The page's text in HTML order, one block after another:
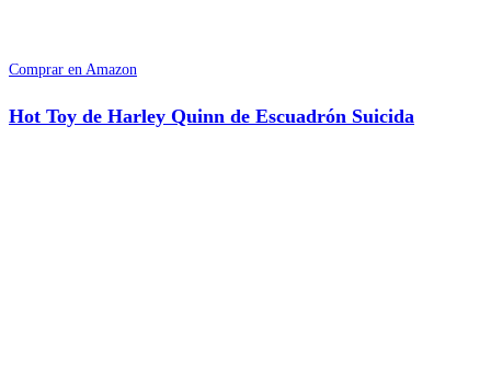
Comprar en Amazon
Hot Toy de Harley Quinn de Escuadrón Suicida